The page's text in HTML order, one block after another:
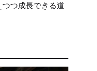
つ成長できる道